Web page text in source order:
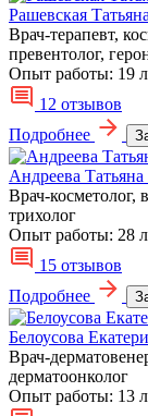
Рашевская
Врач-терапевт,
превентолог,
Опыт работы: 19
12 отзывов
Подробнее
Андреева
Врач-косметолог,
трихолог
Опыт работы: 28
15 отзывов
Подробнее
Белоусова
Врач-
дерматоонколог
Опыт работы: 13